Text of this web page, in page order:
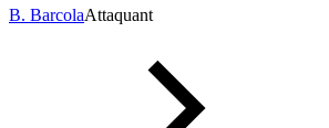
B. BarcolaAttaquant